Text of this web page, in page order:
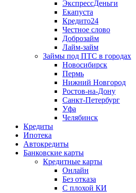
ЭкспрессДеньги
Екапуста
Кредито24
Честное слово
Доброзайм
Лайм-займ
Займы под ПТС в городах
Новосибирск
Пермь
Нижний Новгород
Ростов-на-Дону
Санкт-Петербург
Уфа
Челябинск
Кредиты
Ипотека
Автокредиты
Банковские карты
Кредитные карты
Онлайн
Без отказа
С плохой КИ